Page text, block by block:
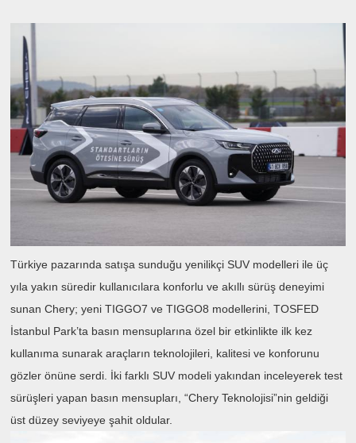
Türkiye pazarında satışa sunduğu yenilikçi SUV modelleri ile üç
yıla yakın süredir kullanıcılara konforlu ve akıllı sürüş deneyimi
sunan Chery; yeni TIGGO7 ve TIGGO8 modellerini, TOSFED
İstanbul Park’ta basın mensuplarına özel bir etkinlikte ilk kez
kullanıma sunarak araçların teknolojileri, kalitesi ve konforunu
gözler önüne serdi. İki farklı SUV modeli yakından inceleyerek test
sürüşleri yapan basın mensupları, “Chery Teknolojisi”nin geldiği
üst düzey seviyeye şahit oldular.